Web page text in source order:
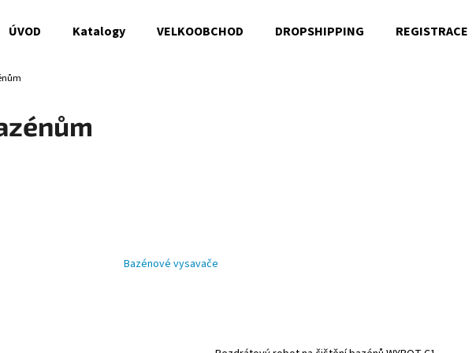
ÚVOD Katalogy VELKOOBCHOD DROPSHIPPING REGISTRACE
Bazénové vysavače